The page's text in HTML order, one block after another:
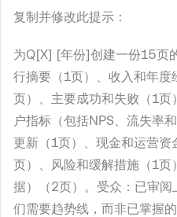
复制并修改此提示：
为Q[X] [年份]创建一份15页
行摘要（1页）、收入和年
页）、主要成功和失败（1
户指标（包括NPS、流失率
更新（1页）、现金和运营
页）、风险和缓解措施（1
据）（2页）。受众：已审
们需要趋势线，而非已掌握